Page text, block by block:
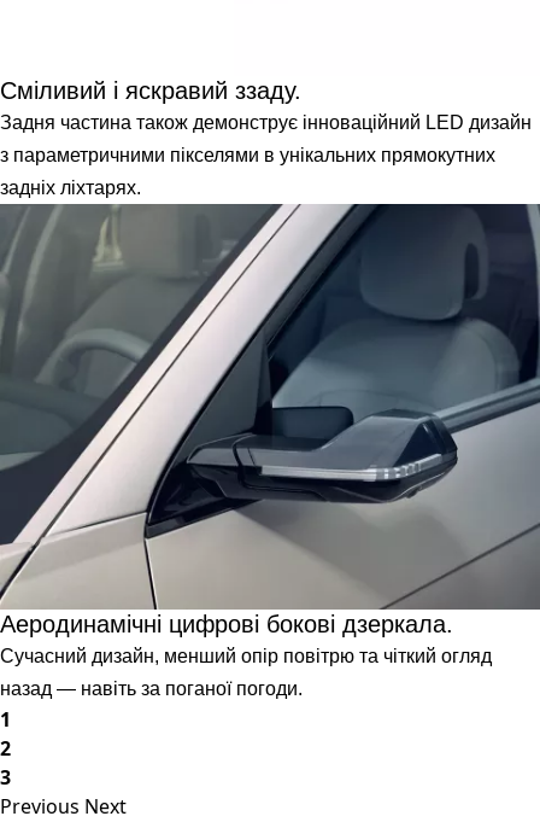
Cміливий і яскравий ззаду.
Задня частина також демонструє інноваційний LED дизайн
з параметричними пікселями в унікальних прямокутних
задніх ліхтарях.
Аеродинамічні цифрові бокові дзеркала.
Сучасний дизайн, менший опір повітрю та чіткий огляд
назад — навіть за поганої погоди.
1
2
3
Previous Next